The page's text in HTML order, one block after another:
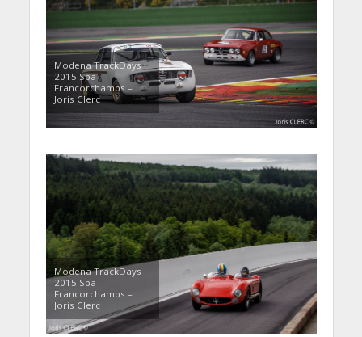
Modena TrackDays
2015 Spa
Francorchamps –
Joris Clerc
Modena TrackDays
2015 Spa
Francorchamps –
Joris Clerc